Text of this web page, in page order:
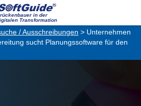
in der
Transformation
/ Ausschreibungen > Unternehmen
sucht Planungssoftware für den